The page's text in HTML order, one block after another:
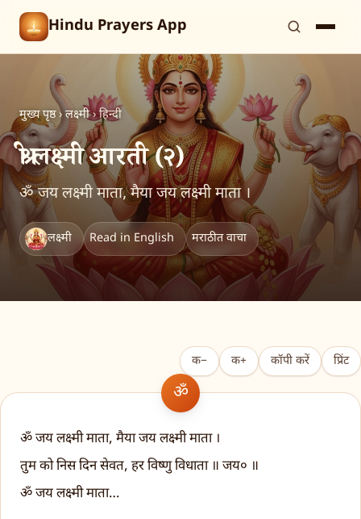
Hindu Prayers App
मुख्य पृष्ठ › लक्ष्मी › हिन्दी
श्री लक्ष्मी आरती (२)
ॐ जय लक्ष्मी माता, मैया जय लक्ष्मी माता ।
लक्ष्मी Read in English मराठीत वाचा
क− क+ कॉपी करें प्रिंट
ॐ जय लक्ष्मी माता, मैया जय लक्ष्मी माता ।
तुम को निस दिन सेवत, हर विष्णु विधाता ॥ जय० ॥
ॐ जय लक्ष्मी माता…